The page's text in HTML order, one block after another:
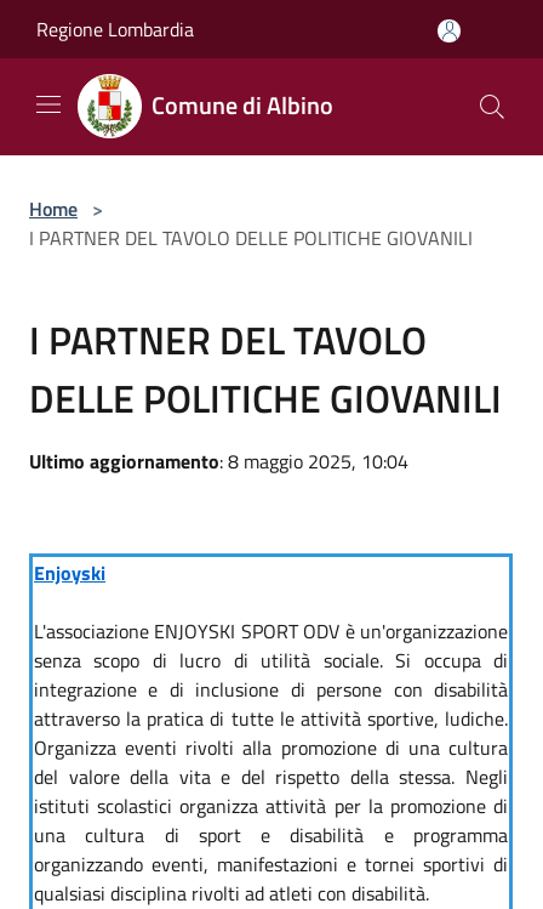
Regione Lombardia
Comune di Albino
Home >
I PARTNER DEL TAVOLO DELLE POLITICHE GIOVANILI
I PARTNER DEL TAVOLO
DELLE POLITICHE GIOVANILI
Ultimo aggiornamento: 8 maggio 2025, 10:04
Enjoyski
L'associazione ENJOYSKI SPORT ODV è un'organizzazione
senza scopo di lucro di utilità sociale. Si occupa di
integrazione e di inclusione di persone con disabilità
attraverso la pratica di tutte le attività sportive, ludiche.
Organizza eventi rivolti alla promozione di una cultura
del valore della vita e del rispetto della stessa. Negli
istituti scolastici organizza attività per la promozione di
una cultura di sport e disabilità e programma
organizzando eventi, manifestazioni e tornei sportivi di
qualsiasi disciplina rivolti ad atleti con disabilità.